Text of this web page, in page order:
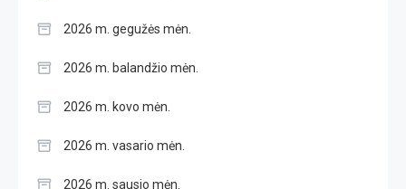
2026 m. gegužės mėn.
2026 m. balandžio mėn.
2026 m. kovo mėn.
2026 m. vasario mėn.
2026 m. sausio mėn.